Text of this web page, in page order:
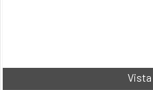
Vista